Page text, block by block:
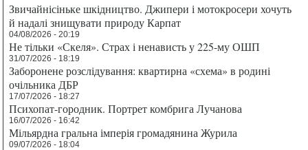
Звичайнісіньке шкідництво. Джипери і мотокросери хочуть
й надалі знищувати природу Карпат
04/08/2026 - 20:19
Не тільки «Скеля». Страх і ненависть у 225-му ОШП
31/07/2026 - 18:19
Заборонене розслідування: квартирна «схема» в родині
очільника ДБР
17/07/2026 - 18:27
Психопат-городник. Портрет комбрига Лучанова
16/07/2026 - 16:42
Мільярдна гральна імперія громадянина Журила
09/07/2026 - 18:04